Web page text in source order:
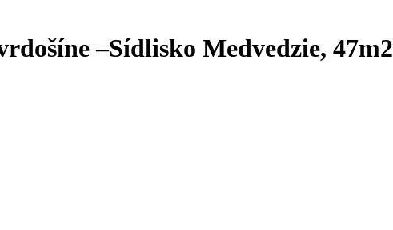
–Sídlisko Medvedzie, 47m2